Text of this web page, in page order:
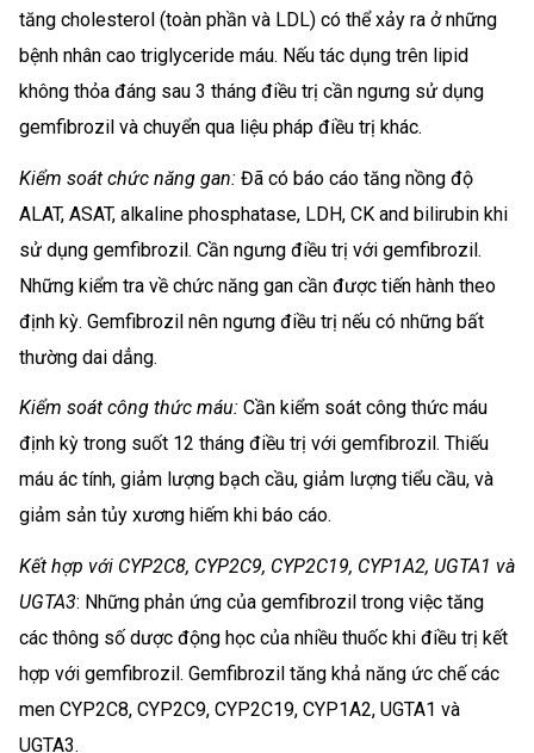
tăng cholesterol (toàn phần và LDL) có thể xảy ra ở những
bệnh nhân cao triglyceride máu. Nếu tác dụng trên lipid
không thỏa đáng sau 3 tháng điều trị cần ngưng sử dụng
gemfibrozil và chuyển qua liệu pháp điều trị khác.
Kiểm soát chức năng gan: Đã có báo cáo tăng nồng độ
ALAT, ASAT, alkaline phosphatase, LDH, CK and bilirubin khi
sử dụng gemfibrozil. Cần ngưng điều trị với gemfibrozil.
Những kiểm tra về chức năng gan cần được tiến hành theo
định kỳ. Gemfibrozil nên ngưng điều trị nếu có những bất
thường dai dẳng.
Kiểm soát công thức máu: Cần kiểm soát công thức máu
định kỳ trong suốt 12 tháng điều trị với gemfibrozil. Thiếu
máu ác tính, giảm lượng bạch cầu, giảm lượng tiểu cầu, và
giảm sản tủy xương hiếm khi báo cáo.
Kết hợp với CYP2C8, CYP2C9, CYP2C19, CYP1A2, UGTA1 và
UGTA3: Những phản ứng của gemfibrozil trong việc tăng
các thông số dược động học của nhiều thuốc khi điều trị kết
hợp với gemfibrozil. Gemfibrozil tăng khả năng ức chế các
men CYP2C8, CYP2C9, CYP2C19, CYP1A2, UGTA1 và
UGTA3.